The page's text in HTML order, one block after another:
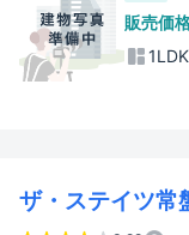
販売価
1LDK
ザ・ステイツ常